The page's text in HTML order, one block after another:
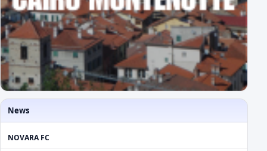
News
NOVARA FC